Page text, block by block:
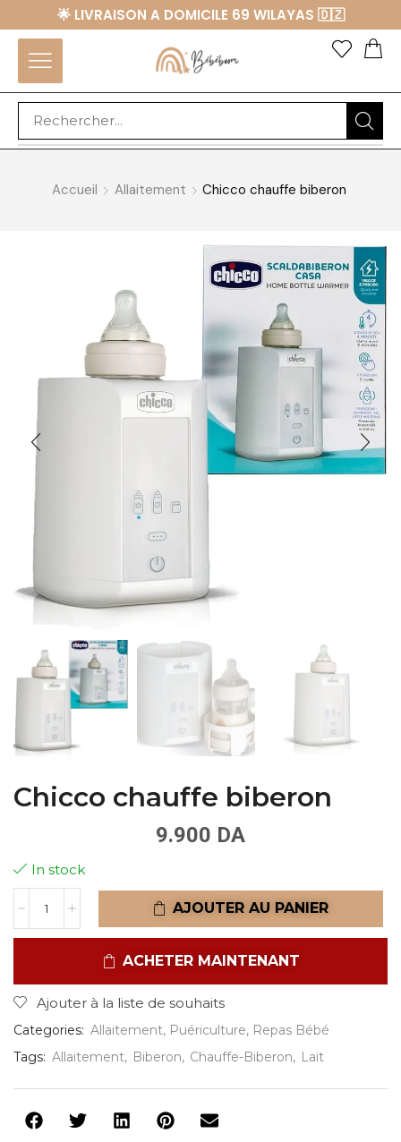
🌟 LIVRAISON A DOMICILE 69 WILAYAS 🇩🇿
Accueil Allaitement Chicco chauffe biberon
Chicco chauffe biberon
9.900 DA
In stock
AJOUTER AU PANIER
ACHETER MAINTENANT
Ajouter à la liste de souhaits
Categories: Allaitement, Puériculture, Repas Bébé
Tags: Allaitement, Biberon, Chauffe-Biberon, Lait